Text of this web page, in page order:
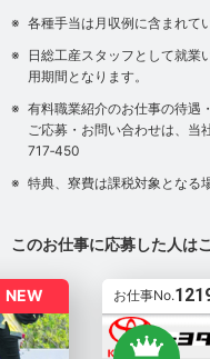
各種手当は月収例に含まれて
日総工産スタッフとして就業
用期間となります。
有料職業紹介のお仕事の待遇
ご応募・お問い合わせは、当
717‐450
特典、寮費は課税対象となる
このお仕事に応募した人は
NEW お仕事No.